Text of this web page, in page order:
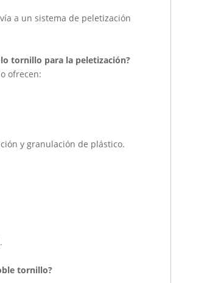
a un sistema de peletización
tornillo para la peletización?
ofrecen:
y granulación de plástico.
tornillo?